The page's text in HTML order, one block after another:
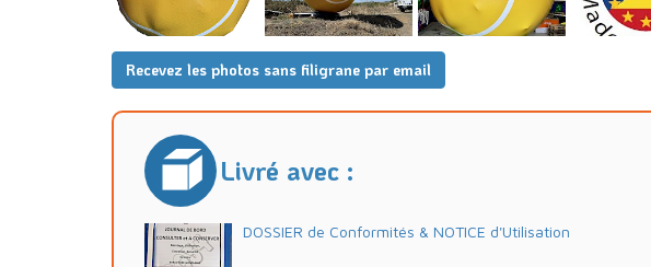
Recevez les photos sans filigrane par email
Livré avec :
DOSSIER de Conformités & NOTICE d'Utilisation